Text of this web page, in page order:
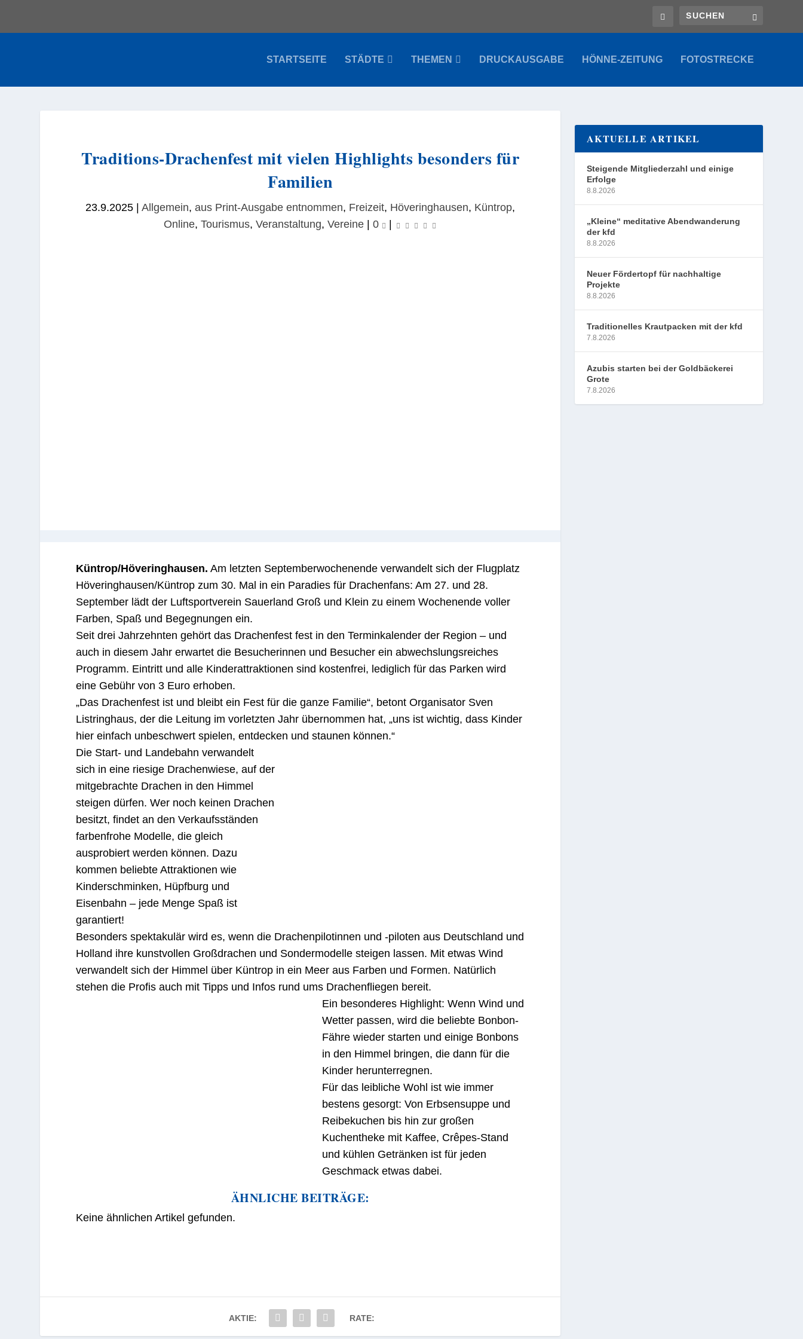
STARTSEITE STÄDTE THEMEN DRUCKAUSGABE HÖNNE-ZEITUNG FOTOSTRECKE
Traditions-Drachenfest mit vielen Highlights besonders für
Familien
23.9.2025 |Allgemein,aus Print-Ausgabe entnommen, Freizeit, Höveringhausen, Küntrop,
Online,Tourismus,Veranstaltung,Vereine |0
Küntrop/Höveringhausen. Am letzten Septemberwochenende verwandelt sich der Flugplatz
Höve­ringhausen/Küntrop zum 30. Mal in ein Paradies für Drachenfans: Am 27. und 28.
September lädt der Luft­sportverein Sauerland Groß und Klein zu einem Wochenende voller
Farben, Spaß und Begegnungen ein.
Seit drei Jahrzehnten gehört das Drachenfest fest in den Terminkalender der Region – und
auch in diesem Jahr erwartet die Besucherinnen und Besucher ein abwechslungsreiches
Programm. Eintritt und alle Kinderattraktionen sind kostenfrei, lediglich für das Parken wird
eine Gebühr von 3 Euro erhoben.
„Das Drachenfest ist und bleibt ein Fest für die ganze Familie“, betont Organisator Sven
Listringhaus, der die Leitung im vorletzten Jahr übernommen hat, „uns ist wichtig, dass Kinder
hier einfach unbeschwert spielen, entdecken und staunen können.“
Die Start- und Landebahn verwandelt
sich in eine riesige Drachenwiese, auf der
mitgebrachte Drachen in den Himmel
steigen dürfen. Wer noch keinen Drachen
besitzt, findet an den Verkaufsständen
farbenfrohe Modelle, die gleich
ausprobiert werden können. Dazu
kommen beliebte Attraktionen wie
Kinderschminken, Hüpfburg und
Eisenbahn – jede Menge Spaß ist
garantiert!
Besonders spektakulär wird es, wenn die Drachenpilotinnen und -piloten aus Deutschland und
Holland ihre kunstvollen Großdrachen und Sondermodelle steigen lassen. Mit etwas Wind
verwandelt sich der Himmel über Küntrop in ein Meer aus Farben und Formen. Natürlich
stehen die Profis auch mit Tipps und Infos rund ums Drachenfliegen bereit.
Ein besonderes Highlight: Wenn Wind und
Wetter passen, wird die beliebte Bonbon-
Fähre wieder starten und einige Bonbons
in den Himmel bringen, die dann für die
Kinder herunterregnen.
Für das leibliche Wohl ist wie immer
bestens gesorgt: Von Erbsensuppe und
Reibekuchen bis hin zur großen
Kuchentheke mit Kaffee, Crêpes-Stand
und kühlen Getränken ist für jeden
Geschmack etwas dabei.
ÄHNLICHE BEITRÄGE:
Keine ähnlichen Artikel gefunden.
AKTIE: RATE:
AKTUELLE ARTIKEL
Steigende Mitgliederzahl und einige
Erfolge
8.8.2026
„Kleine“ meditative Abendwanderung
der kfd
8.8.2026
Neuer Fördertopf für nachhaltige
Projekte
8.8.2026
Traditionelles Krautpacken mit der kfd
7.8.2026
Azubis starten bei der Goldbäckerei
Grote
7.8.2026